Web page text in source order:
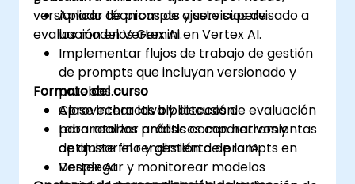
versionado de prompts y servicios de
evaluación en Vertex AI.
Aplicar técnicas de ajuste supervisado a
los modelos Gemini en Vertex AI.
Implementar flujos de trabajo de gestión
de prompts que incluyan versionado y
pruebas.
Aprovechar las bibliotecas de evaluación
para realizar análisis comparativos y
optimizar el rendimiento de la IA.
Desplegar y monitorear modelos
Formato del curso
Clase interactiva y discusión.
Laboratorios prácticos con herramientas
de ajuste fino y gestión de prompts en
Vertex AI.